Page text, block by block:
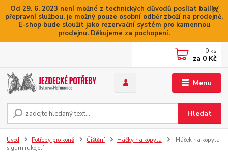
Od 29. 6. 2023 není možné z technických důvodů posílat balíky
přepravní službou, je možný pouze osobní odběr zboží na prodejně.
E-shop bude sloužit jako rezervační systém pro kamennou
prodejnu. Děkujeme za pochopení.
Menu
Hledat
0 ks
za 0 Kč
Úvod Potřeby pro koně Čištění Háčky na kopyta
Háček na kopyta
s gum.rukojetí